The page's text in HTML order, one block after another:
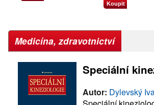
Koupit
Medicína, zdravotnictví
Speciální
Autor: Dylevský